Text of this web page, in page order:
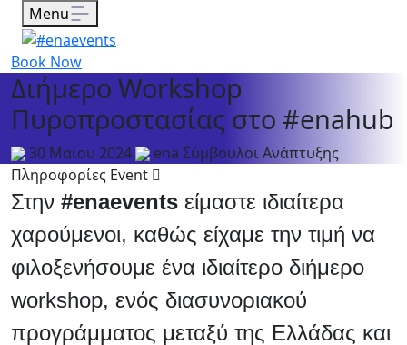
Menu
Book Now
Διήμερο Workshop
Πυροπροστασίας στο #enahub
30 Μαίου 2024
ena Σύμβουλοι Ανάπτυξης
Πληροφορίες Event
Στην #enaevents είμαστε ιδιαίτερα
χαρούμενοι, καθώς είχαμε την τιμή να
φιλοξενήσουμε ένα ιδιαίτερο διήμερο
workshop, ενός διασυνοριακού
προγράμματος μεταξύ της Ελλάδας και